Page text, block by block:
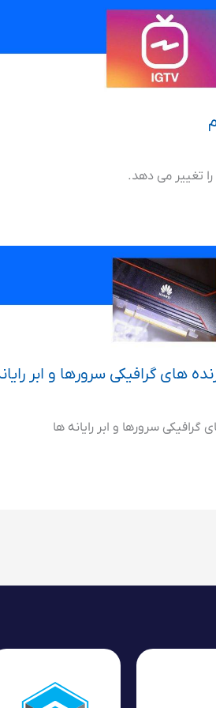
تغییر می دهد.
های گرافیکی سرورها و ابر
گرافیکی سرورها و ابر رایانه ها